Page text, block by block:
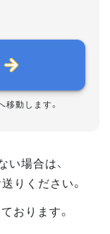
動します。
場合は、
りください。
おります。